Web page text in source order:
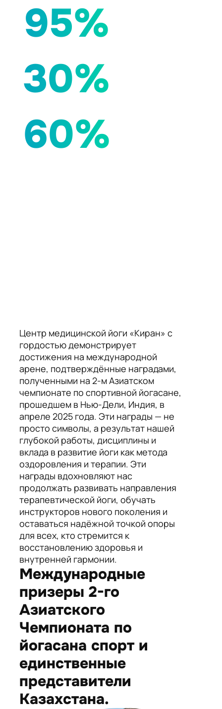
95%
30%
60%
Центр медицинской йоги «Киран» с
гордостью демонстрирует
достижения на международной
арене, подтверждённые наградами,
полученными на 2-м Азиатском
чемпионате по спортивной йогасане,
прошедшем в Нью-Дели, Индия, в
апреле 2025 года. Эти награды — не
просто символы, а результат нашей
глубокой работы, дисциплины и
вклада в развитие йоги как метода
оздоровления и терапии. Эти
награды вдохновляют нас
продолжать развивать направления
терапевтической йоги, обучать
инструкторов нового поколения и
оставаться надёжной точкой опоры
для всех, кто стремится к
восстановлению здоровья и
внутренней гармонии.
Международные
призеры 2-го
Азиатского
Чемпионата по
йогасана спорт и
единственные
представители
Казахстана.